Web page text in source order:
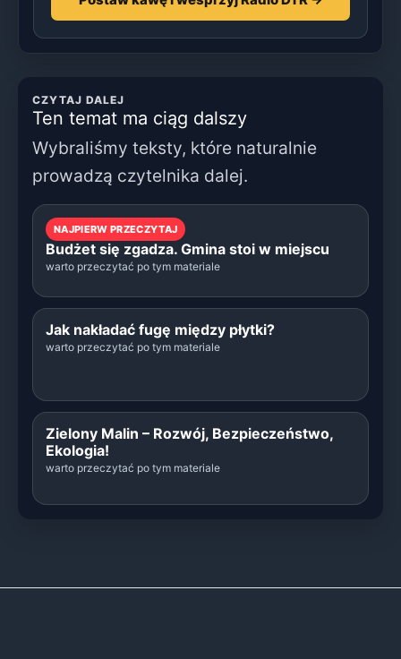
CZYTAJ DALEJ
Ten temat ma ciąg dalszy
Wybraliśmy teksty, które naturalnie
prowadzą czytelnika dalej.
NAJPIERW PRZECZYTAJ
Budżet się zgadza. Gmina stoi w miejscu
warto przeczytać po tym materiale
Jak nakładać fugę między płytki?
warto przeczytać po tym materiale
Zielony Malin – Rozwój, Bezpieczeństwo,
Ekologia!
warto przeczytać po tym materiale